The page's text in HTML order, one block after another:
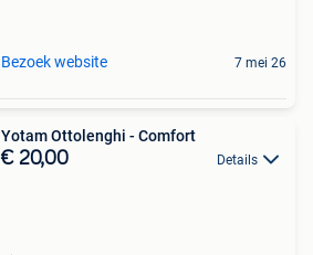
Bezoek website 7 mei 26
Yotam Ottolenghi - Comfort
€ 20,00 Details